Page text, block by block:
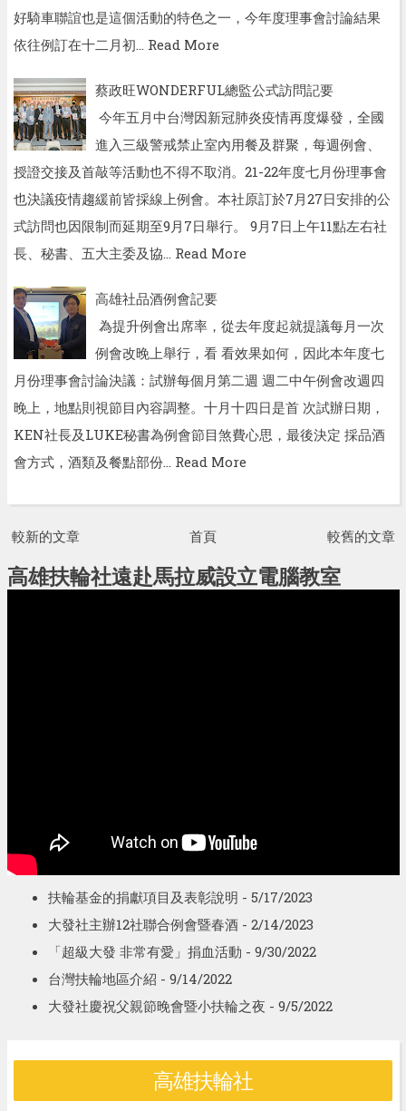
好騎車聯誼也是這個活動的特色之一，今年度理事會討論結果
依往例訂在十二月初…
Read More
蔡政旺WONDERFUL總監公式訪問記要
今年五月中台灣因新冠肺炎疫情再度爆發，全國
進入三級警戒禁止室內用餐及群聚，每週例會、
授證交接及首敲等活動也不得不取消。21-22年度七月份理事會
也決議疫情趨緩前皆採線上例會。本社原訂於7月27日安排的公
式訪問也因限制而延期至9月7日舉行。 9月7日上午11點左右社
長、秘書、五大主委及協…
Read More
高雄社品酒例會記要
為提升例會出席率，從去年度起就提議每月一次
例會改晚上舉行，看 看效果如何，因此本年度七
月份理事會討論決議：試辦每個月第二週 週二中午例會改週四
晚上，地點則視節目內容調整。十月十四日是首 次試辦日期，
KEN社長及LUKE秘書為例會節目煞費心思，最後決定 採品酒
會方式，酒類及餐點部份…
Read More
較新的文章 較舊的文章
首頁
高雄扶輪社遠赴馬拉威設立電腦教室
扶輪基金的捐獻項目及表彰說明 - 5/17/2023
大發社主辦12社聯合例會暨春酒- 2/14/2023
「超級大發 非常有愛」捐血活動 - 9/30/2022
台灣扶輪地區介紹 - 9/14/2022
大發社慶祝父親節晚會暨小扶輪之夜 - 9/5/2022
高雄扶輪社